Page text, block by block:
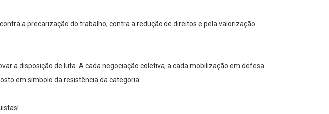
a precarização do trabalho, contra a redução de direitos e pela valorização
a disposição de luta. A cada negociação coletiva, a cada mobilização em defesa
em símbolo da resistência da categoria.